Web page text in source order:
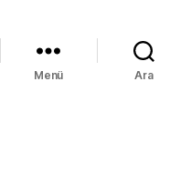
Menü Ara